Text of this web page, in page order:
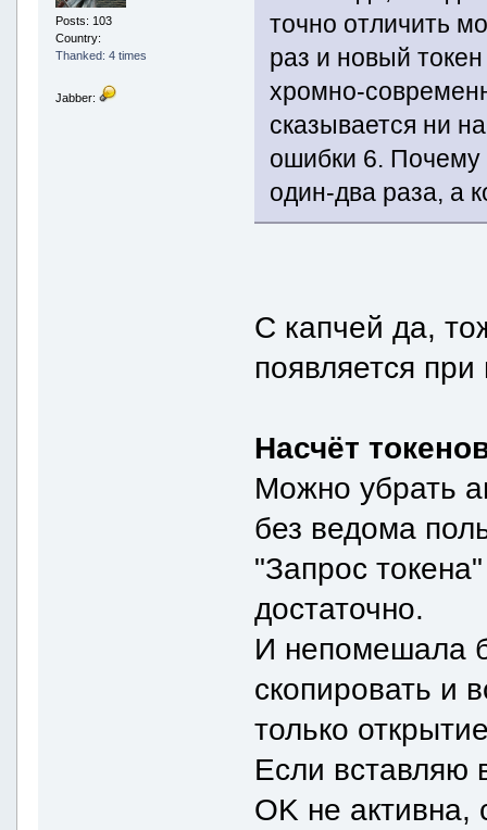
Posts: 103
Country:
Thanked: 4 times
Jabber:
точно отличить
раз и новый
хромно-
сказывается ни
ошибки 6. Почему
один-два раза, а
С капчей да,
появляется
Насчёт
Можно убрать
без ведома
"Запрос
достаточно.
И непомешала
скопировать и
только
Если вставляю
OK не активна,